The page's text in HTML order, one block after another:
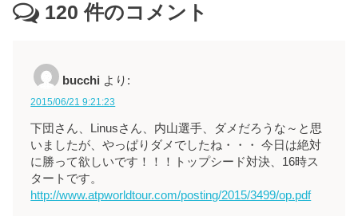
120 件のコメント
bucchi より:
2015/06/21 9:21:23
下団さん、Linusさん、内山選手、ダメだろうな～と思
いましたが、やっぱりダメでしたね・・・ 今日は絶対
に勝って欲しいです！！！トップシード対決、16時ス
タートです。
http://www.atpworldtour.com/posting/2015/3499/op.pdf